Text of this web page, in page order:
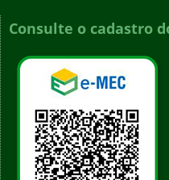
Consulte o cadastro